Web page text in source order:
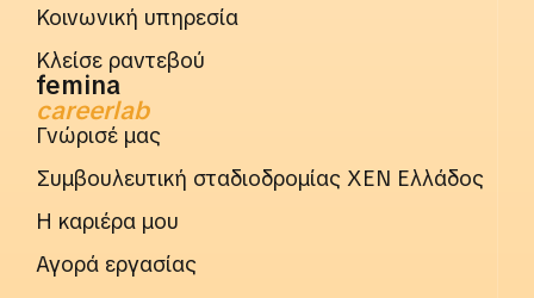
Κοινωνική υπηρεσία
Κλείσε ραντεβού
femina
careerlab
Γνώρισέ μας
Συμβουλευτική σταδιοδρομίας ΧΕΝ Ελλάδος
Η καριέρα μου
Αγορά εργασίας